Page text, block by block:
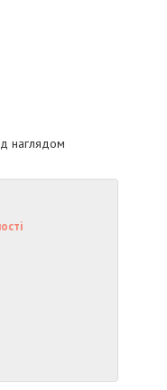
наглядом